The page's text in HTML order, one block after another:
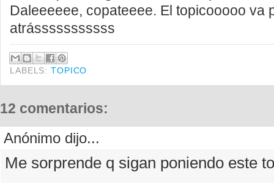
Daleeeeee, copateeee. El topicooooo va
atrásssssssssss
LABELS:TOPICO
12 comentarios:
Anónimo dijo...
Me sorprende q sigan poniendo este